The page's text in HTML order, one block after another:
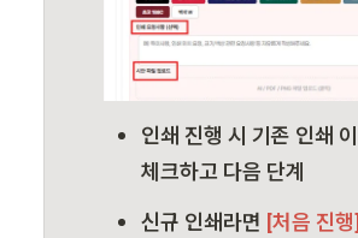
인쇄 진행 시 기존 인쇄
체크하고 다음 단계
신규 인쇄라면 [처음 진